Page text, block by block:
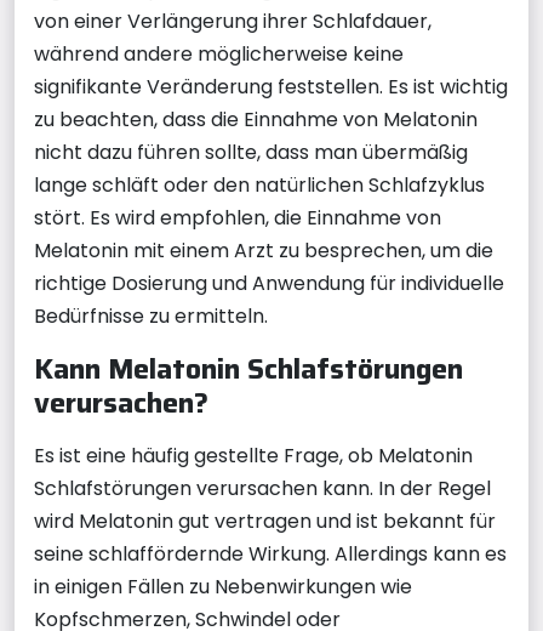
von einer Verlängerung ihrer Schlafdauer,
während andere möglicherweise keine
signifikante Veränderung feststellen. Es ist wichtig
zu beachten, dass die Einnahme von Melatonin
nicht dazu führen sollte, dass man übermäßig
lange schläft oder den natürlichen Schlafzyklus
stört. Es wird empfohlen, die Einnahme von
Melatonin mit einem Arzt zu besprechen, um die
richtige Dosierung und Anwendung für individuelle
Bedürfnisse zu ermitteln.
Kann Melatonin Schlafstörungen
verursachen?
Es ist eine häufig gestellte Frage, ob Melatonin
Schlafstörungen verursachen kann. In der Regel
wird Melatonin gut vertragen und ist bekannt für
seine schlaffördernde Wirkung. Allerdings kann es
in einigen Fällen zu Nebenwirkungen wie
Kopfschmerzen, Schwindel oder